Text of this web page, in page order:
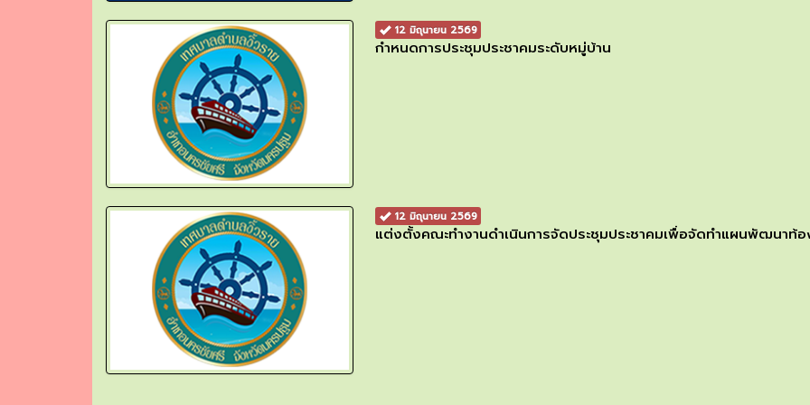
12 มิถุนายน 2569
กำหนดการประชุมประชาคมระดับหมู่บ้าน
12 มิถุนายน 2569
แต่งตั้งคณะทำงานดำเนินการจัดประชุมประชาคมเพื่อจัดทำแผนพัฒนาท้